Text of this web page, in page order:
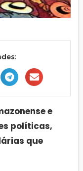
e
políticas,
que